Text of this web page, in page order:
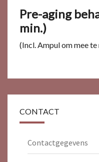
Pre-aging
min.) €
(Incl. Ampul om mee te
CONTACT
Contactgegevens